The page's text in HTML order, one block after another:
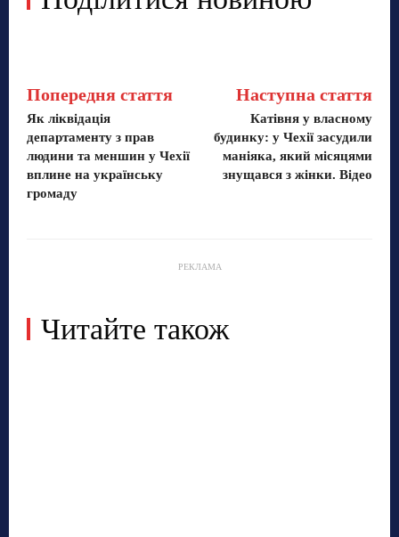
Попередня стаття
Як ліквідація
департаменту з прав
людини та меншин у Чехії
вплине на українську
громаду
Наступна стаття
Катівня у власному
будинку: у Чехії засудили
маніяка, який місяцями
знущався з жінки. Відео
РЕКЛАМА
Читайте також